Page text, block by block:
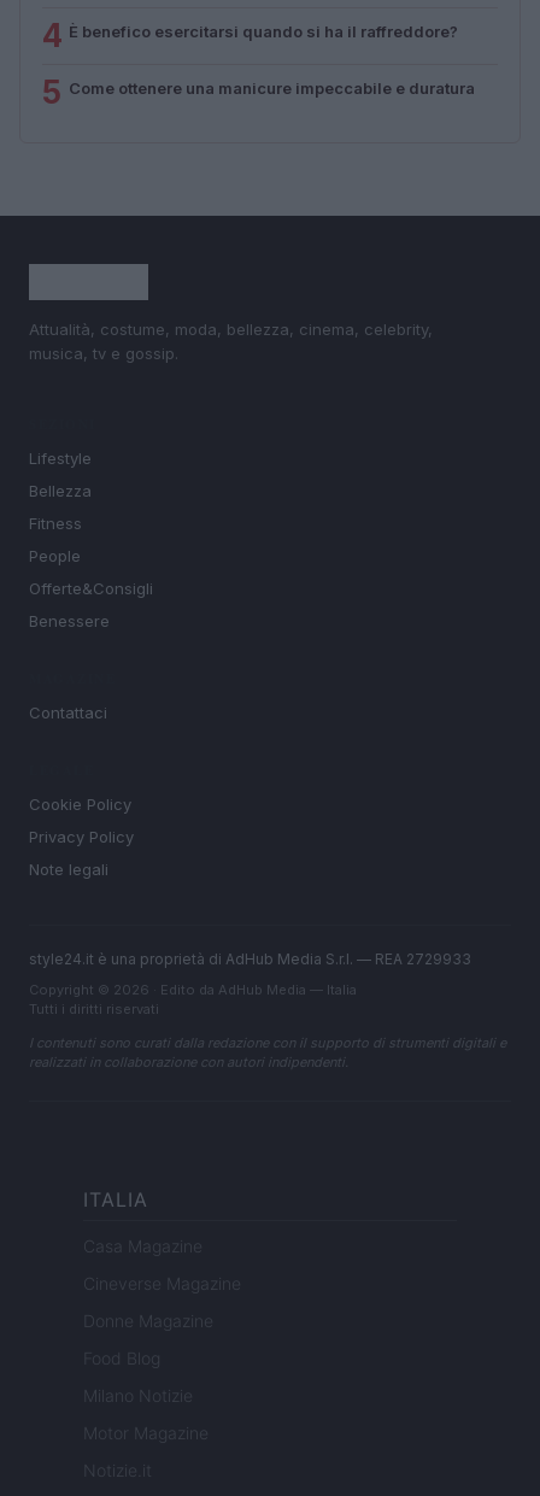
4 È benefico esercitarsi quando si ha il raffreddore?
5 Come ottenere una manicure impeccabile e duratura
Attualità, costume, moda, bellezza, cinema, celebrity,
musica, tv e gossip.
Lifestyle
Bellezza
Fitness
People
Offerte&Consigli
Benessere
Contattaci
Cookie Policy
Privacy Policy
Note legali
style24.it è una proprietà di AdHub Media S.r.l. — REA 2729933
Copyright © 2026 · Edito da AdHub Media — Italia
Tutti i diritti riservati
I contenuti sono curati dalla redazione con il supporto di strumenti digitali e
realizzati in collaborazione con autori indipendenti.
ITALIA
Casa Magazine
Cineverse Magazine
Donne Magazine
Food Blog
Milano Notizie
Motor Magazine
Notizie.it